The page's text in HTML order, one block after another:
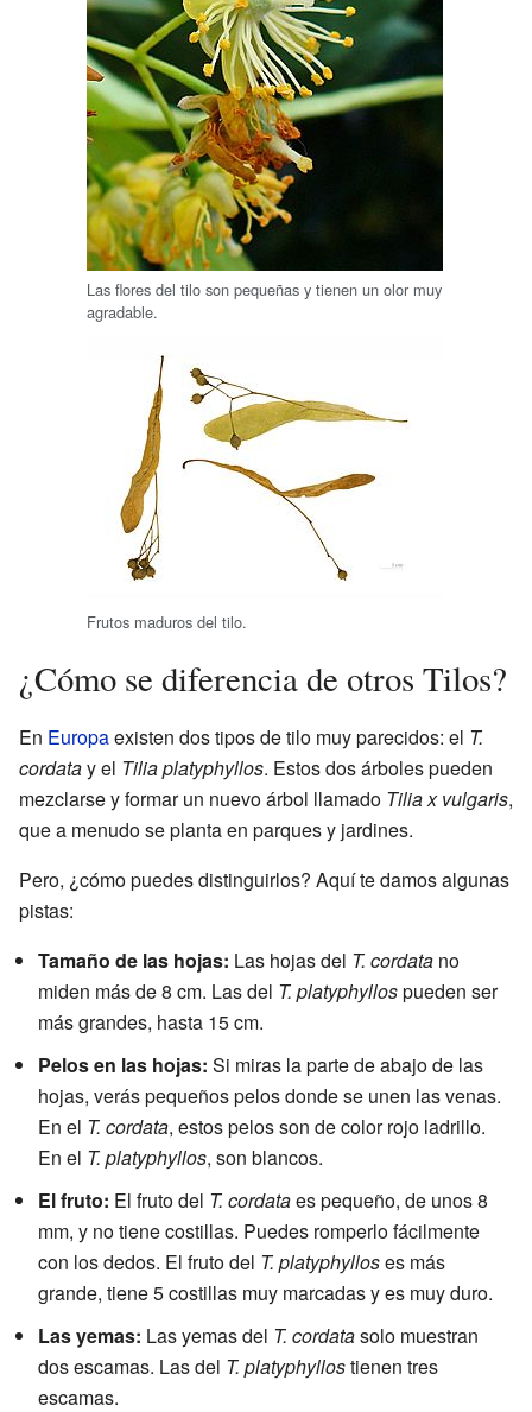
Las flores del tilo son pequeñas y tienen un olor muy
agradable.
Frutos maduros del tilo.
¿Cómo se diferencia de otros Tilos?
En Europaexisten dos tipos de tilo muy parecidos: el T.
cordatay el Tilia platyphyllos. Estos dos árboles pueden
mezclarse y formar un nuevo árbol llamado Tilia x vulgaris,
que a menudo se planta en parques y jardines.
Pero, ¿cómo puedes distinguirlos? Aquí te damos algunas
pistas:
Tamaño de las hojas: Las hojas del T. cordata no
miden más de 8 cm. Las del T. platyphyllospueden ser
más grandes, hasta 15 cm.
Pelos en las hojas: Si miras la parte de abajo de las
hojas, verás pequeños pelos donde se unen las venas.
En el T. cordata, estos pelos son de color rojo ladrillo.
En el T. platyphyllos, son blancos.
El fruto: El fruto del T. cordataes pequeño, de unos 8
mm, y no tiene costillas. Puedes romperlo fácilmente
con los dedos. El fruto del T. platyphylloses más
grande, tiene 5 costillas muy marcadas y es muy duro.
Las yemas: Las yemas del T. cordatasolo muestran
dos escamas. Las del T. platyphyllostienen tres
escamas.